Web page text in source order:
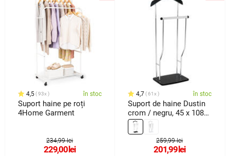
4,5 93x în stoc
Suport haine pe roți
4Home Garment
234,99 lei
229,00 lei
4,7 61x în stoc
Suport de haine Dustin
crom / negru, 45 x 108
cm
259,99 lei
201,99 lei